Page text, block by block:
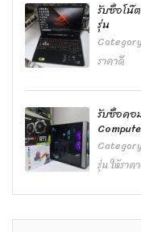
รับซื้อโน๊
รุ่น
ราคาดี
รับซื้อคอ
รุ่น ให้ราค